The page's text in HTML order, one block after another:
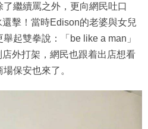
繼續罵之外，更向網民吐口
擊！當時Edison的老婆與女兒
起雙拳說：「be like a man」
店外打架，網民也跟着出店想看
保安也來了。